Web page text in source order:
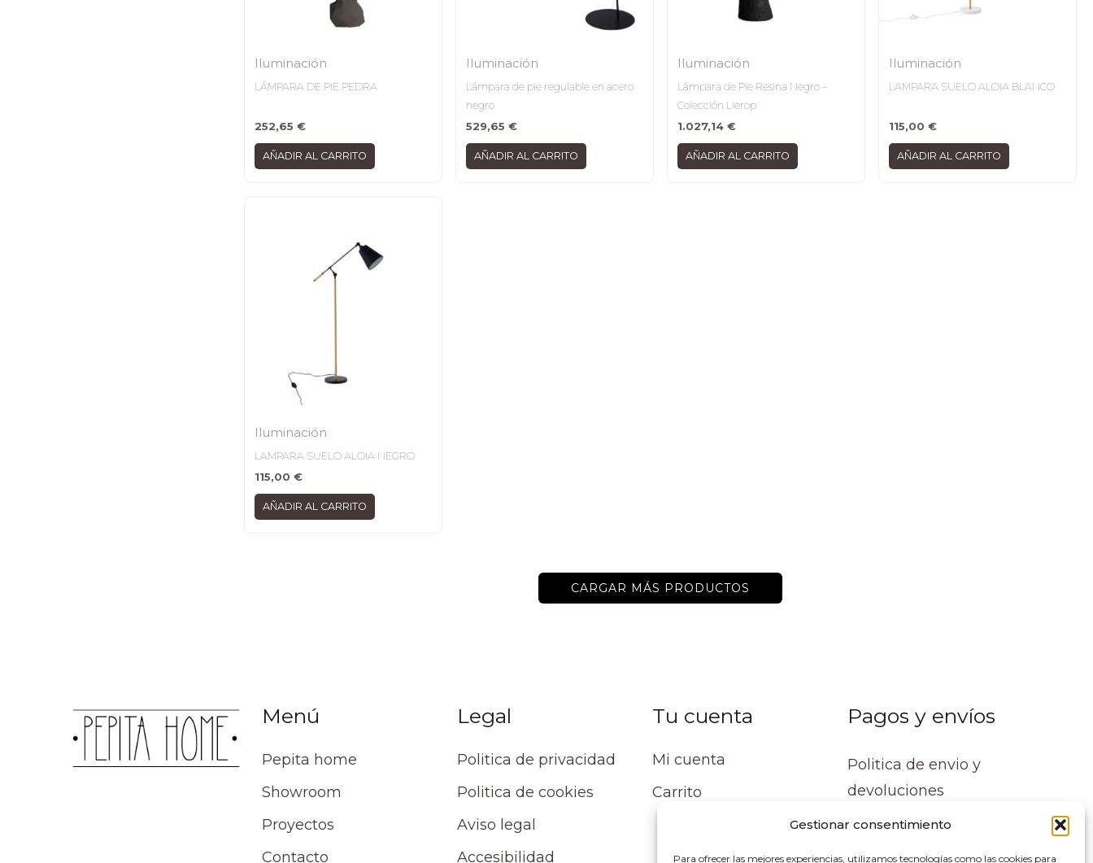
Gestionar consentimiento
Para ofrecer las mejores experiencias, utilizamos tecnologías como las cookies para
Iluminación
LÁMPARA DE PIE PEDRA
252,65 €
AÑADIR AL CARRITO
Iluminación
Lámpara de pie regulable en acero
negro
529,65 €
AÑADIR AL CARRITO
Iluminación
Lámpara de Pie Resina Negro –
Colección Lierop
1.027,14 €
AÑADIR AL CARRITO
Iluminación
LAMPARA SUELO ALOIA BLANCO
115,00 €
AÑADIR AL CARRITO
Iluminación
LAMPARA SUELO ALOIA NEGRO
115,00 €
AÑADIR AL CARRITO
CARGAR MÁS PRODUCTOS
Menú
Pepita home
Showroom
Proyectos
Contacto
Legal
Politica de privacidad
Politica de cookies
Aviso legal
Accesibilidad
Tu cuenta
Mi cuenta
Carrito
Pagos y envíos
Politica de envio y
devoluciones